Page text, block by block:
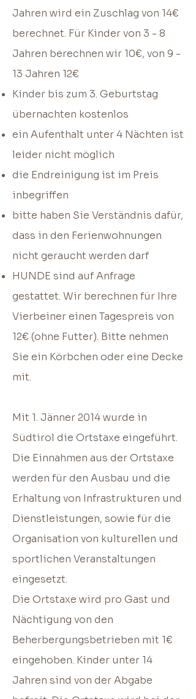
Jahren wird ein Zuschlag von 14€
berechnet. Für Kinder von 3 - 8
Jahren berechnen wir 10€, von 9 -
13 Jahren 12€
Kinder bis zum 3. Geburtstag
übernachten kostenlos
ein Aufenthalt unter 4 Nächten ist
leider nicht möglich
die Endreinigung ist im Preis
inbegriffen
bitte haben Sie Verständnis dafür,
dass in den Ferienwohnungen
nicht geraucht werden darf
HUNDE sind auf Anfrage
gestattet. Wir berechnen für Ihre
Vierbeiner einen Tagespreis von
12€ (ohne Futter). Bitte nehmen
Sie ein Körbchen oder eine Decke
mit.
Mit 1. Jänner 2014 wurde in
Südtirol die Ortstaxe eingeführt.
Die Einnahmen aus der Ortstaxe
werden für den Ausbau und die
Erhaltung von Infrastrukturen und
Dienstleistungen, sowie für die
Organisation von kulturellen und
sportlichen Veranstaltungen
eingesetzt.
Die Ortstaxe wird pro Gast und
Nächtigung von den
Beherbergungsbetrieben mit 1€
eingehoben. Kinder unter 14
Jahren sind von der Abgabe